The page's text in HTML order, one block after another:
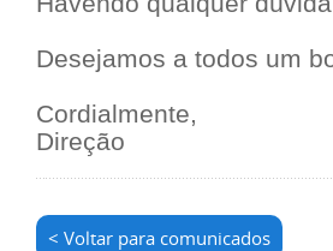
Desejamos a todos um
Cordialmente,
Direção
< Voltar para comunicados